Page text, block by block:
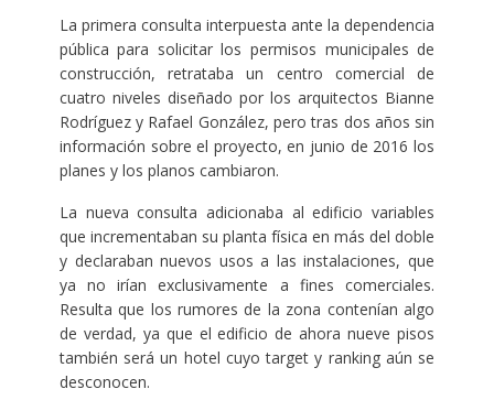
La primera consulta interpuesta ante la dependencia
pública para solicitar los permisos municipales de
construcción, retrataba un centro comercial de
cuatro niveles diseñado por los arquitectos Bianne
Rodríguez y Rafael González, pero tras dos años sin
información sobre el proyecto, en junio de 2016 los
planes y los planos cambiaron.
La nueva consulta adicionaba al edificio variables
que incrementaban su planta física en más del doble
y declaraban nuevos usos a las instalaciones, que
ya no irían exclusivamente a fines comerciales.
Resulta que los rumores de la zona contenían algo
de verdad, ya que el edificio de ahora nueve pisos
también será un hotel cuyo target y ranking aún se
desconocen.